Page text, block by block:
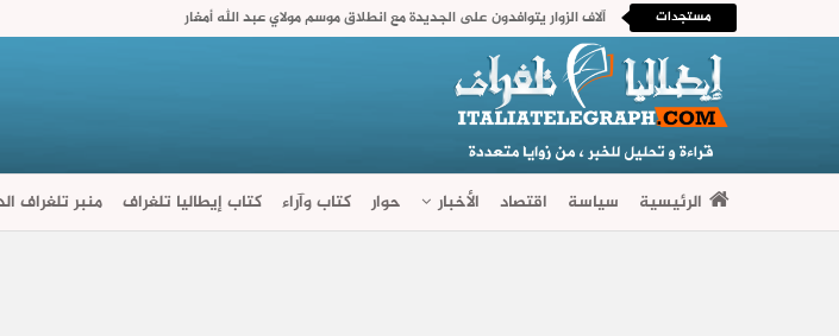
مستجدات آلاف الزوار يتوافدون على الجديدة مع انطلاق موسم مولاي عبد الله أمغار
الرئيسية سياسة اقتصاد الأخبار حوار كتاب وآراء كتاب إيطاليا تلغراف منبر تلغراف